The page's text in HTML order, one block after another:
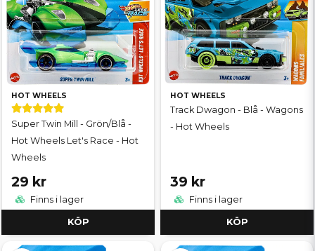
HOT WHEELS
Super Twin Mill - Grön/Blå -
Hot Wheels Let's Race - Hot
Wheels
29 kr
Finns i lager
KÖP
HOT WHEELS
Track Dwagon - Blå - Wagons
- Hot Wheels
39 kr
Finns i lager
KÖP